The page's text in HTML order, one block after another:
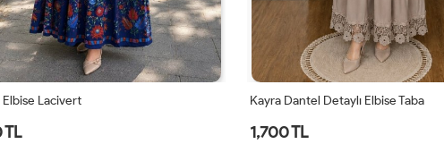
Elbise Lacivert
TL
Kayra Dantel Detaylı Elbise Taba
1,700 TL